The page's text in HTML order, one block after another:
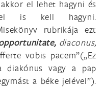
el lehet hagyni és
el is kell hagyni.
rubrikája ezt
diaconus,
vobis pacem”(„Ez
diakónus vagy a pap
a béke jelével”).